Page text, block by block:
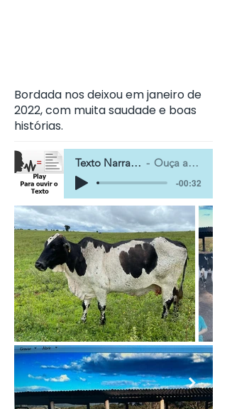
Bordada nos deixou em janeiro de
2022, com muita saudade e boas
histórias.
Texto Narrado Ouça aqui
-00:32